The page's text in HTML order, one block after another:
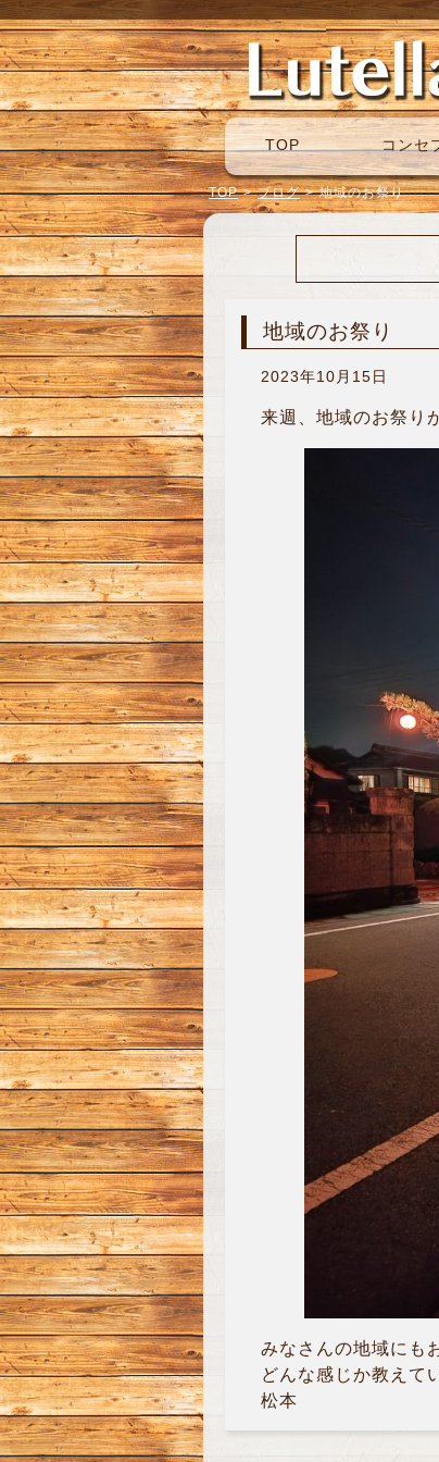
TOP コンセ
TOP > ブログ > 地域のお祭り
地域のお祭り
2023年10月15日
来週、地域のお祭り
みなさんの地域にも
どんな感じか教えて
松本